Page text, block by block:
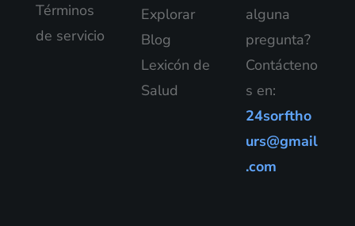
Términos
de servicio
Explorar
Blog
Lexicón de
Salud
alguna
pregunta?
Contácteno
s en:
24sorftho
urs@gmail
.com